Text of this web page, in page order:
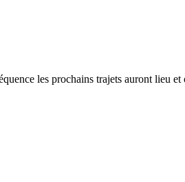
les prochains trajets auront lieu et